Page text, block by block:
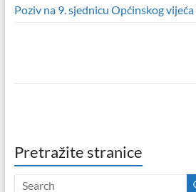
Poziv na 9. sjednicu Općinskog vijeća
Pretražite stranice